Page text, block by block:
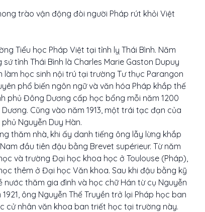
trào vận động đòi người Pháp rút khỏi Việt
Tiểu học Pháp Việt tại tỉnh lỵ Thái Bình. Năm
tỉnh Thái Bình là Charles Marie Gaston Dupuy
làm học sinh nội trú tại trường Tư thục Parangon
phổ biến ngôn ngữ và văn hóa Pháp khắp thế
phủ Đông Dương cấp học bổng mỗi năm 1200
Cũng vào năm 1913, một trái tạc đạn của
Nguyễn Duy Hàn.
thăm nhà, khi ấy danh tiếng ông lẫy lừng khắp
đầu tiên đậu bằng Brevet supérieur. Từ năm
và trường Đại học khoa học ở Toulouse (Pháp),
thêm ở Đại học Văn khoa. Sau khi đậu bằng kỹ
nước thăm gia đình và học chữ Hán từ cụ Nguyễn
ông Nguyễn Thế Truyền trở lại Pháp học ban
cử nhân văn khoa ban triết học tại trường này.